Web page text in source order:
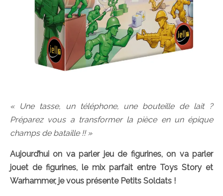
« Une tasse, un téléphone, une bouteille de lait ?
Préparez vous a transformer la pièce en un épique
champs de bataille !! »
Aujourd’hui on va parler jeu de figurines, on va parler
jouet de figurines, le mix parfait entre Toys Story et
Warhammer, je vous présente Petits Soldats !